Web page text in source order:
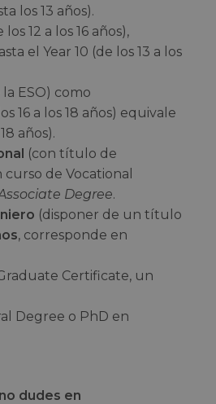
los 13 años).
12 a los 16 años),
el Year 10 (de los 13 a los
ESO) como
16 a los 18 años) equivale
años).
(con título de
de Vocational
Degree.
(disponer de un título
, corresponde en
Certificate, un
Degree o PhD en
dudes en